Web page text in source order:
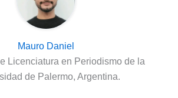
Mauro Daniel
Licenciatura en Periodismo de la
de Palermo, Argentina.